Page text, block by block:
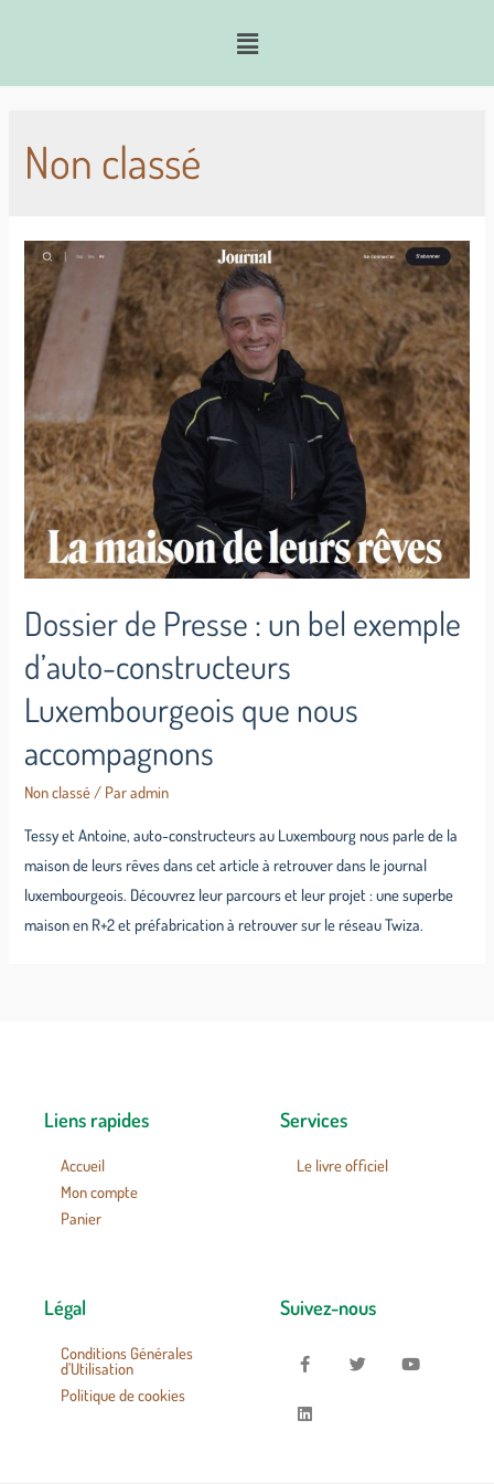
Non classé
Dossier de Presse : un bel exemple
d’auto-constructeurs
Luxembourgeois que nous
accompagnons
Non classé / Paradmin
Tessy et Antoine, auto-constructeurs au Luxembourg nous parle de la
maison de leurs rêves dans cet article à retrouver dans le journal
luxembourgeois. Découvrez leur parcours et leur projet : une superbe
maison en R+2 et préfabrication à retrouver sur le réseau Twiza.
Liens rapides
Accueil
Mon compte
Panier
Services
Le livre officiel
Légal
Conditions Générales
d’Utilisation
Politique de cookies
Suivez-nous